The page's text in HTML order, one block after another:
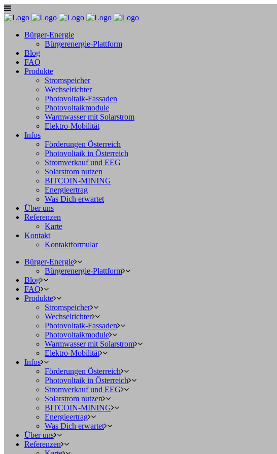
Bürger-Energie
Bürgerenergie-Plattform
Blog
FAQ
Produkte
Stromspeicher
Wechselrichter
Photovoltaik-Fassaden
Photovoltaikmodule
Warmwasser mit Solarstrom
Elektro-Mobilität
Infos
Förderungen Österreich
Photovoltaik in Österreich
Stromverkauf und EEG
Solarstrom nutzen
BITCOIN-MINING
Energieertrag
Was Dich erwartet
Über uns
Referenzen
Karte
Kontakt
Kontaktformular
Bürger-Energie
Bürgerenergie-Plattform
Blog
FAQ
Produkte
Stromspeicher
Wechselrichter
Photovoltaik-Fassaden
Photovoltaikmodule
Warmwasser mit Solarstrom
Elektro-Mobilität
Infos
Förderungen Österreich
Photovoltaik in Österreich
Stromverkauf und EEG
Solarstrom nutzen
BITCOIN-MINING
Energieertrag
Was Dich erwartet
Über uns
Referenzen